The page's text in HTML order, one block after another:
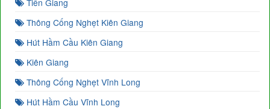
Thông Cống Nghẹt Kiên Giang
Hút Hầm Cầu Kiên Giang
Kiên Giang
Thông Cống Nghẹt Vĩnh Long
Hút Hầm Cầu Vĩnh Long